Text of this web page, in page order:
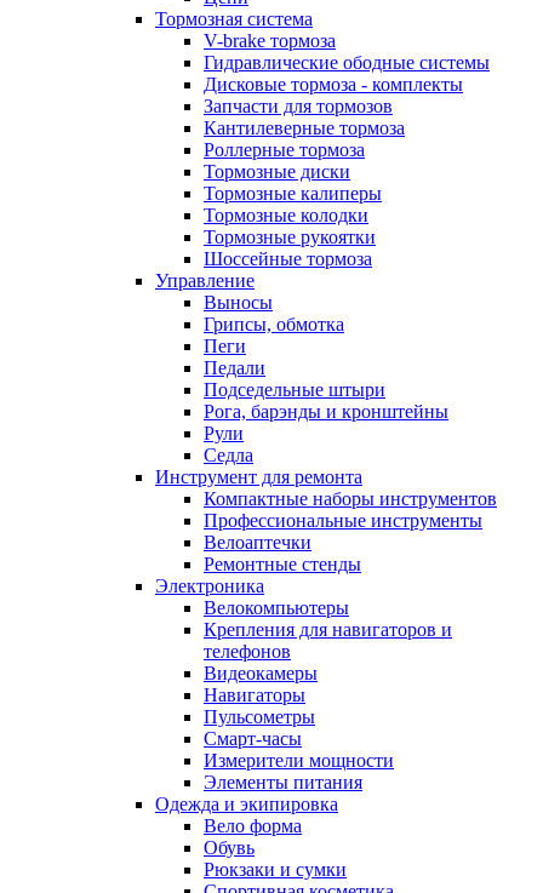
Тормозная система
V-brake тормоза
Гидравлические ободные системы
Дисковые тормоза - комплекты
Запчасти для тормозов
Кантилеверные тормоза
Роллерные тормоза
Тормозные диски
Тормозные калиперы
Тормозные колодки
Тормозные рукоятки
Шоссейные тормоза
Управление
Выносы
Грипсы, обмотка
Пеги
Педали
Подседельные штыри
Рога, барэнды и кронштейны
Рули
Седла
Инструмент для ремонта
Компактные наборы инструментов
Профессиональные инструменты
Велоаптечки
Ремонтные стенды
Электроника
Велокомпьютеры
Крепления для навигаторов и
телефонов
Видеокамеры
Навигаторы
Пульсометры
Смарт-часы
Измерители мощности
Элементы питания
Одежда и экипировка
Вело форма
Обувь
Рюкзаки и сумки